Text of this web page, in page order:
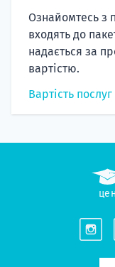
Ознайомтесь з
входять до
надається за
вартістю.
Вартість послуг